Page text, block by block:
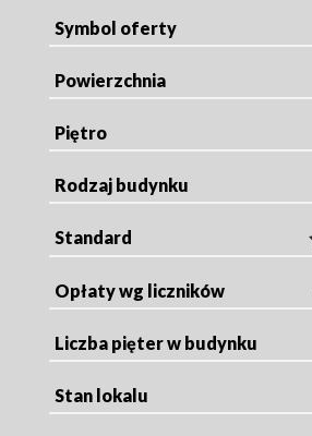
Symbol oferty
Powierzchnia
Piętro
Rodzaj budynku
Standard
Opłaty wg liczników
Liczba pięter w budynku
Stan lokalu